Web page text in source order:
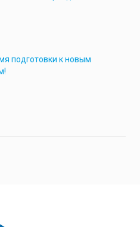
подготовки к новым